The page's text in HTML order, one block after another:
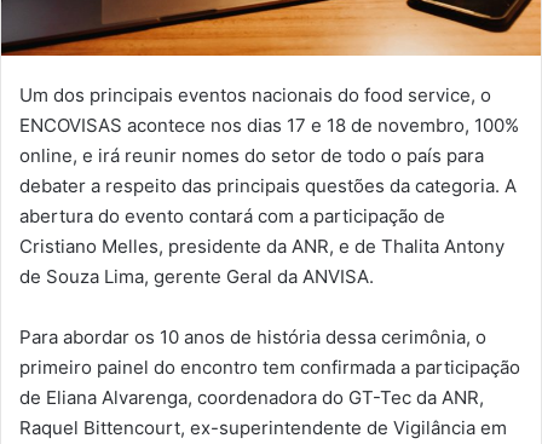
Um dos principais eventos nacionais do food service, o
ENCOVISAS acontece nos dias 17 e 18 de novembro, 100%
online, e irá reunir nomes do setor de todo o país para
debater a respeito das principais questões da categoria. A
abertura do evento contará com a participação de
Cristiano Melles, presidente da ANR, e de Thalita Antony
de Souza Lima, gerente Geral da ANVISA.
Para abordar os 10 anos de história dessa cerimônia, o
primeiro painel do encontro tem confirmada a participação
de Eliana Alvarenga, coordenadora do GT-Tec da ANR,
Raquel Bittencourt, ex-superintendente de Vigilância em